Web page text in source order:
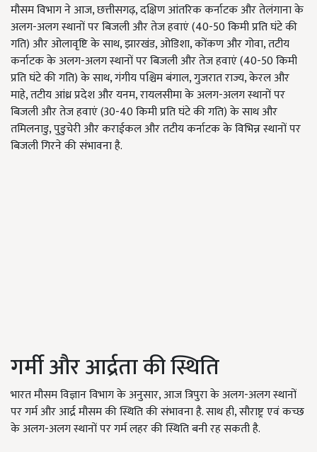
मौसम विभाग ने आज, छत्तीसगढ़, दक्षिण आंतरिक कर्नाटक और तेलंगाना के
अलग-अलग स्थानों पर बिजली और तेज हवाएं (40-50 किमी प्रति घंटे की
गति) और ओलावृष्टि के साथ, झारखंड, ओडिशा, कोंकण और गोवा, तटीय
कर्नाटक के अलग-अलग स्थानों पर बिजली और तेज हवाएं (40-50 किमी
प्रति घंटे की गति) के साथ, गंगीय पश्चिम बंगाल, गुजरात राज्य, केरल और
माहे, तटीय आंध्र प्रदेश और यनम, रायलसीमा के अलग-अलग स्थानों पर
बिजली और तेज हवाएं (30-40 किमी प्रति घंटे की गति) के साथ और
तमिलनाडु, पुडुचेरी और कराईकल और तटीय कर्नाटक के विभिन्न स्थानों पर
बिजली गिरने की संभावना है.
गर्मी और आर्द्रता की स्थिति
भारत मौसम विज्ञान विभाग के अनुसार, आज त्रिपुरा के अलग-अलग स्थानों
पर गर्म और आर्द्र मौसम की स्थिति की संभावना है. साथ ही, सौराष्ट्र एवं कच्छ
के अलग-अलग स्थानों पर गर्म लहर की स्थिति बनी रह सकती है.